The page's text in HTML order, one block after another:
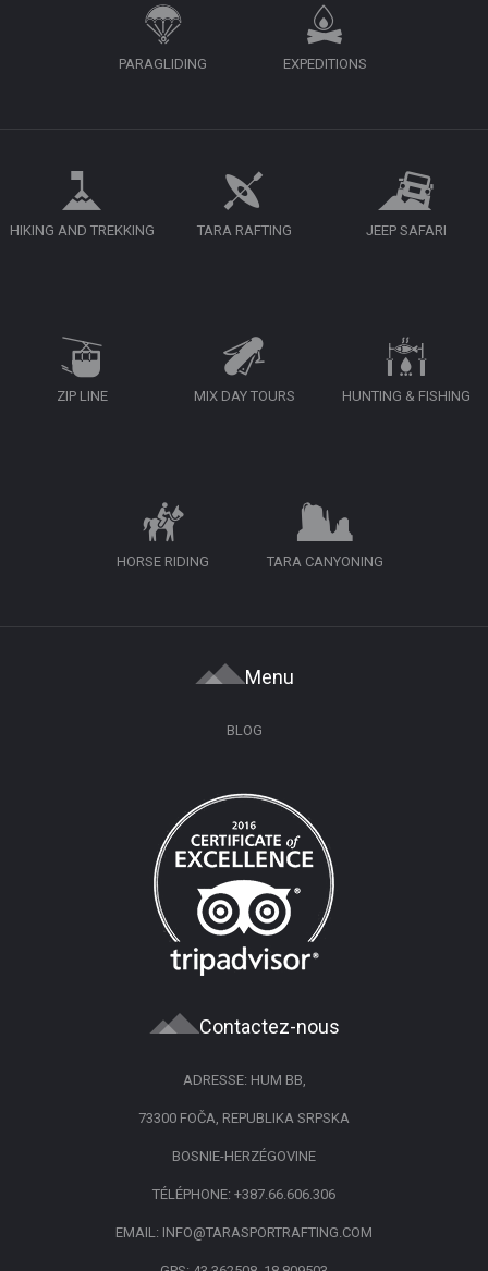
PARAGLIDING EXPEDITIONS
HIKING AND TREKKING TARA RAFTING JEEP SAFARI
ZIP LINE MIX DAY TOURS HUNTING & FISHING
HORSE RIDING TARA CANYONING
Menu
BLOG
Contactez-nous
ADRESSE: HUM BB,
73300 FOČA, REPUBLIKA SRPSKA
BOSNIE-HERZÉGOVINE
TÉLÉPHONE: +387.66.606.306
EMAIL: INFO@TARASPORTRAFTING.COM